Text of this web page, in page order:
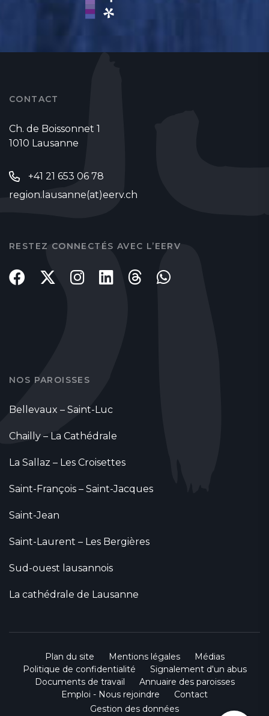
CONTACT
Ch. de Boissonnet 1
1010 Lausanne
+41 21 653 06 78
region.lausanne(at)eerv.ch
RESTEZ CONNECTÉS AVEC L’EERV
NOS PAROISSES
Bellevaux – Saint-Luc
Chailly – La Cathédrale
La Sallaz – Les Croisettes
Saint-François – Saint-Jacques
Saint-Jean
Saint-Laurent – Les Bergières
Sud-ouest lausannois
La cathédrale de Lausanne
Plan du site Mentions légales
Médias
Politique de confidentialité
Signalement d'un abus
Documents de travail
Annuaire des paroisses
Emploi - Nous rejoindre
Contact
Gestion des données